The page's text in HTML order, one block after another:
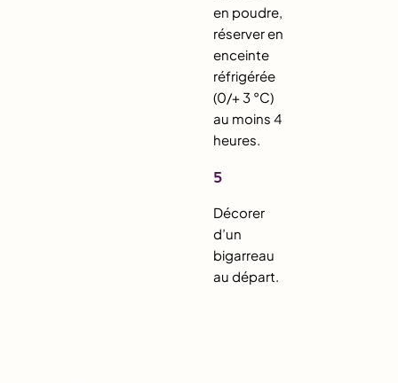
en poudre,
réserver en
enceinte
réfrigérée
(0/+ 3 °C)
au moins 4
heures.
5
Décorer
d’un
bigarreau
au départ.